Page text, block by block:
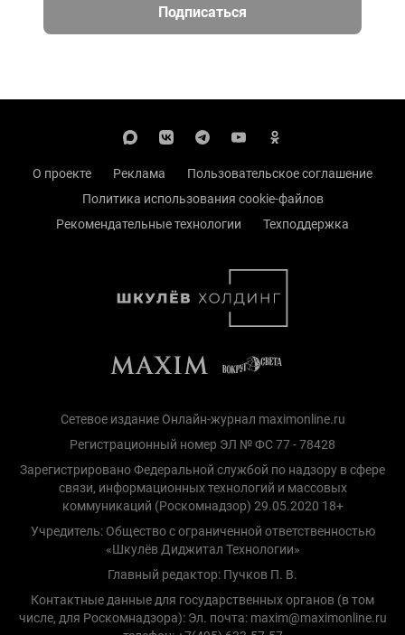
Подписаться
О проекте Реклама
Пользовательское соглашение
Политика использования cookie-файлов
Рекомендательные технологии
Техподдержка
Сетевое издание Онлайн-журнал maximonline.ru
Регистрационный номер ЭЛ № ФС 77 - 78428
Зарегистрировано Федеральной службой по надзору в сфере
связи, информационных технологий и массовых
коммуникаций (Роскомнадзор) 29.05.2020 18+
Учредитель: Общество с ограниченной ответственностью
«Шкулёв Диджитал Технологии»
Главный редактор: Пучков П. В.
Контактные данные для государственных органов (в том
числе, для Роскомнадзора): Эл. почта: maxim@maximonline.ru